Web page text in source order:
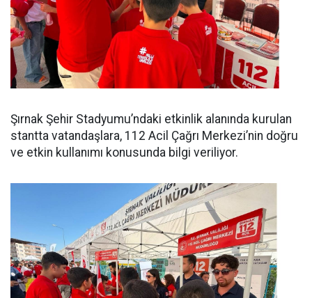
Şırnak Şehir Stadyumu’ndaki etkinlik alanında kurulan
stantta vatandaşlara, 112 Acil Çağrı Merkezi’nin doğru
ve etkin kullanımı konusunda bilgi veriliyor.